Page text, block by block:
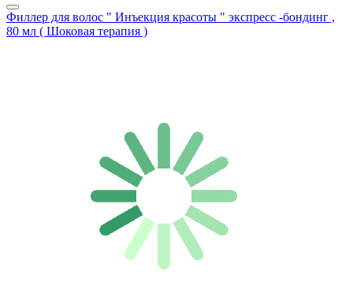
Филлер для волос " Инъекция красоты " экспресс -бондинг ,
80 мл ( Шоковая терапия )